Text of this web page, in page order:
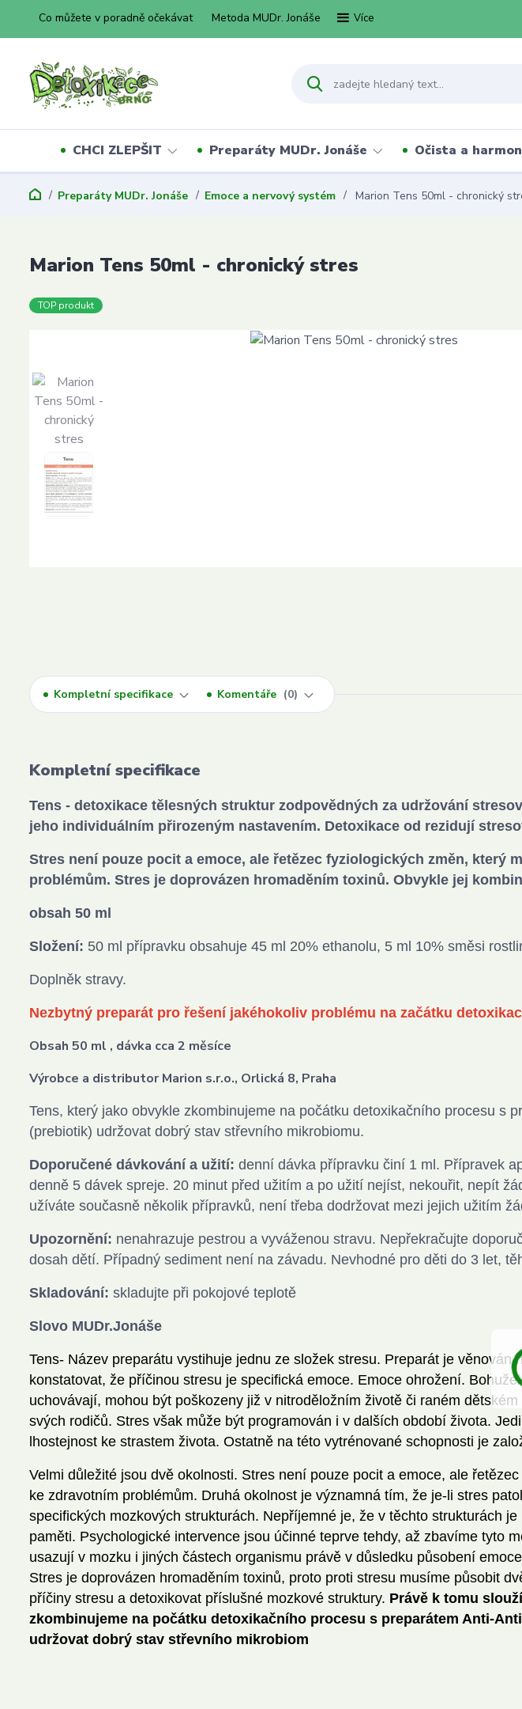
Co můžete v poradně očekávat Metoda MUDr. Jonáše Více
CHCI ZLEPŠIT Preparáty MUDr. Jonáše Očista a
Preparáty MUDr. Jonáše Emoce a nervový systém Marion Tens 50ml - chronický
Marion Tens 50ml - chronický stres
TOP produkt
Kompletní specifikace Komentáře 0
Kompletní specifikace
Tens - detoxikace tělesných struktur zodpovědných za udržování
jeho individuálním přirozeným nastavením. Detoxikace od rezidují
Stres není pouze pocit a emoce, ale řetězec fyziologických změn, který
problémům. Stres je doprovázen hromaděním toxinů. Obvykle jej
obsah 50 ml
Složení: 50 ml přípravku obsahuje 45 ml 20% ethanolu, 5 ml 10% směsi
Doplněk stravy.
Nezbytný preparát pro řešení jakéhokoliv problému na začátku
Obsah 50 ml , dávka cca 2 měsíce
Výrobce a distributor Marion s.r.o., Orlická 8, Praha
Tens, který jako obvykle zkombinujeme na počátku detoxikačního procesu s
(prebiotik) udržovat dobrý stav střevního mikrobiomu.
Doporučené dávkování a užití: denní dávka přípravku činí 1 ml. Přípravek
denně 5 dávek spreje. 20 minut před užitím a po užití nejíst, nekouřit, nepít
užíváte současně několik přípravků, není třeba dodržovat mezi jejich užitím
Upozornění: nenahrazuje pestrou a vyváženou stravu. Nepřekračujte
dosah dětí. Případný sediment není na závadu. Nevhodné pro děti do 3 let,
Skladování: skladujte při pokojové teplotě
Slovo MUDr.Jonáše
Tens- Název preparátu vystihuje jednu ze složek stresu. Preparát je věnován
konstatovat, že příčinou stresu je specifická emoce. Emoce ohrožení.
uchovávají, mohou být poškozeny již v nitroděložním životě či raném
svých rodičů. Stres však může být programován i v dalších období života.
lhostejnost ke strastem života. Ostatně na této vytrénované schopnosti je
Velmi důležité jsou dvě okolnosti. Stres není pouze pocit a emoce, ale
ke zdravotním problémům. Druhá okolnost je významná tím, že je-li stres
specifických mozkových strukturách. Nepříjemné je, že v těchto strukturách
paměti. Psychologické intervence jsou účinné teprve tehdy, až zbavíme tyto
usazují v mozku i jiných částech organismu právě v důsledku působení
Stres je doprovázen hromaděním toxinů, proto proti stresu musíme působit
příčiny stresu a detoxikovat příslušné mozkové struktury. Právě k tomu
zkombinujeme na počátku detoxikačního procesu s preparátem Anti-
udržovat dobrý stav střevního mikrobiom